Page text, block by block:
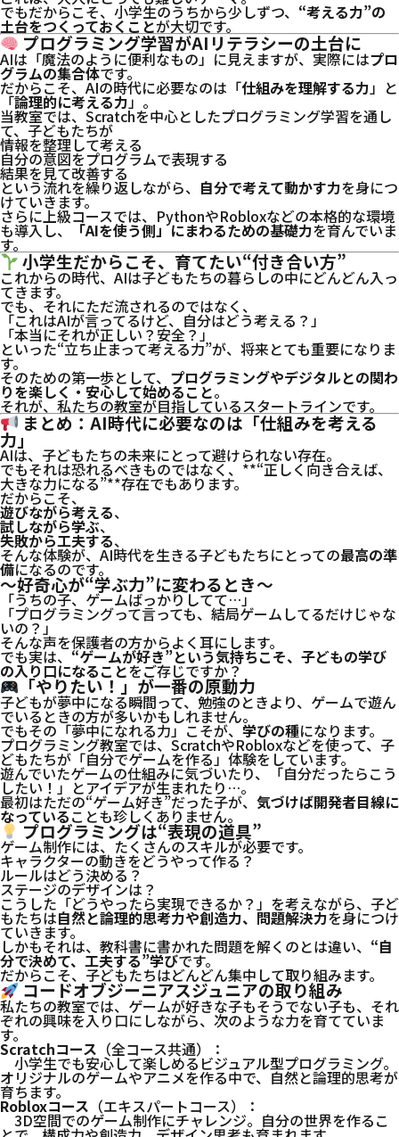
でもだからこそ、小学生のうちから少しずつ、 “考える力”の
土台をつくっておくことが大切です。
プログラミング学習がAIリテラシーの土台に
AIは「魔法のように便利なもの」に見えますが、実際にはプロ
グラムの集合体です。
だからこそ、AIの時代に必要なのは「仕組みを理解する力」と
「論理的に考える力」。
当教室では、Scratchを中心としたプログラミング学習を通し
て、子どもたちが
情報を整理して考える
自分の意図をプログラムで表現する
結果を見て改善する
という流れを繰り返しながら、 自分で考えて動かす力を身につ
けていきます。
さらに上級コースでは、PythonやRobloxなどの本格的な環境
も導入し、 「AIを使う側」にまわるための基礎力を育んでいま
す。
小学生だからこそ、育てたい“付き合い方”
これからの時代、AIは子どもたちの暮らしの中にどんどん入っ
てきます。
でも、それにただ流されるのではなく、
「これはAIが言ってるけど、自分はどう考える？」
「本当にそれが正しい？安全？」
といった“立ち止まって考える力”が、将来とても重要になりま
す。
そのための第一歩として、 プログラミングやデジタルとの関わ
りを楽しく・安心して始めること。
それが、私たちの教室が目指しているスタートラインです。
まとめ：AI時代に必要なのは「仕組みを考える
力」
AIは、子どもたちの未来にとって避けられない存在。
でもそれは恐れるべきものではなく、**“正しく向き合えば、
大きな力になる”**存在でもあります。
だからこそ、
遊びながら考える、
試しながら学ぶ、
失敗から工夫する、
そんな体験が、AI時代を生きる子どもたちにとっての最高の準
備になるのです。
〜好奇心が“学ぶ力”に変わるとき〜
「うちの子、ゲームばっかりしてて…」
「プログラミングって言っても、結局ゲームしてるだけじゃな
いの？」
そんな声を保護者の方からよく耳にします。
でも実は、“ゲームが好き”という気持ちこそ、子どもの学び
の入り口になることをご存じですか？
「やりたい！」が一番の原動力
子どもが夢中になる瞬間って、勉強のときより、ゲームで遊ん
でいるときの方が多いかもしれません。
でもその「夢中になれる力」こそが、学びの種になります。
プログラミング教室では、ScratchやRobloxなどを使って、子
どもたちが「自分でゲームを作る」体験をしています。
遊んでいたゲームの仕組みに気づいたり、「自分だったらこう
したい！」とアイデアが生まれたり…。
最初はただの“ゲーム好き”だった子が、 気づけば開発者目線に
なっていることも珍しくありません。
プログラミングは“表現の道具”
ゲーム制作には、たくさんのスキルが必要です。
キャラクターの動きをどうやって作る？
ルールはどう決める？
ステージのデザインは？
こうした「どうやったら実現できるか？」を考えながら、子ど
もたちは自然と論理的思考力や創造力、問題解決力を身につけ
ていきます。
しかもそれは、教科書に書かれた問題を解くのとは違い、 “自
分で決めて、工夫する”学びです。
だからこそ、子どもたちはどんどん集中して取り組みます。
コードオブジーニアスジュニアの取り組み
私たちの教室では、ゲームが好きな子もそうでない子も、それ
ぞれの興味を入り口にしながら、次のような力を育てていま
す。
Scratchコース （全コース共通）：
小学生でも安心して楽しめるビジュアル型プログラミング。
オリジナルのゲームやアニメを作る中で、自然と論理的思考が
育ちます。
Robloxコース （エキスパートコース）：
3D空間でのゲーム制作にチャレンジ。自分の世界を作るこ